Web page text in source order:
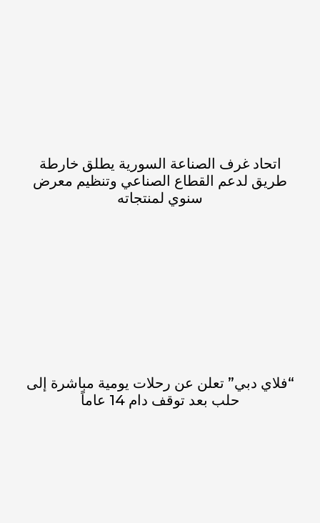
اتحاد غرف الصناعة السورية يطلق خارطة
طريق لدعم القطاع الصناعي وتنظيم معرض
سنوي لمنتجاته
“فلاي دبي” تعلن عن رحلات يومية مباشرة إلى
حلب بعد توقف دام 14 عاماً